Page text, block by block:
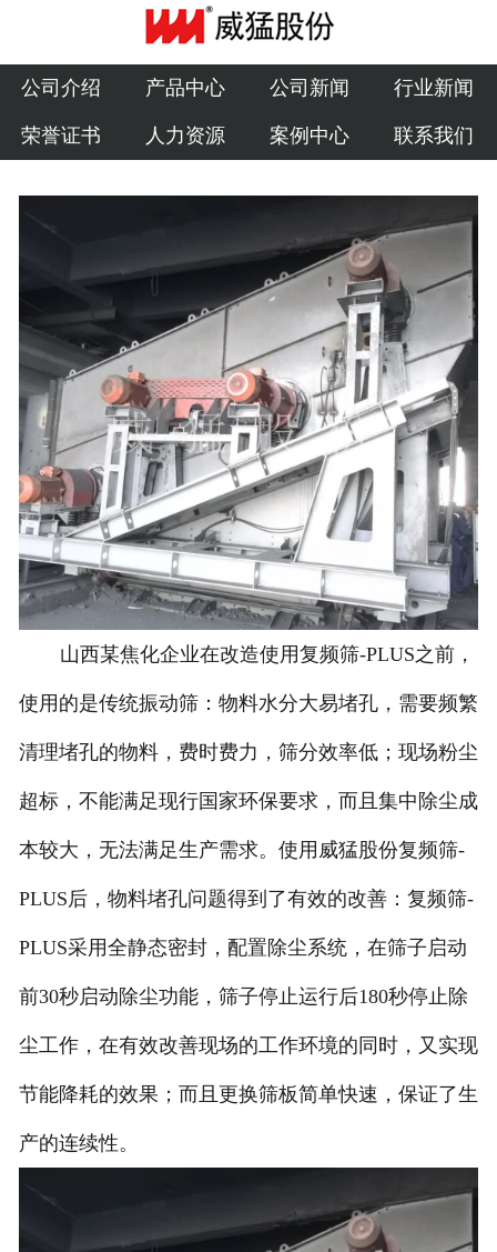
公司介绍
产品中心
公司新闻
行业新闻
荣誉证书
人力资源
案例中心
联系我们
公司介绍 产品中心 公司新闻 行业新闻
荣誉证书 人力资源 案例中心 联系我们
山西某焦化企业在改造使用复频筛-PLUS之前，
使用的是传统振动筛：物料水分大易堵孔，需要频繁
清理堵孔的物料，费时费力，筛分效率低；现场粉尘
超标，不能满足现行国家环保要求，而且集中除尘成
本较大，无法满足生产需求。使用威猛股份复频筛-
PLUS后，物料堵孔问题得到了有效的改善：复频筛-
PLUS采用全静态密封，配置除尘系统，在筛子启动
前30秒启动除尘功能，筛子停止运行后180秒停止除
尘工作，在有效改善现场的工作环境的同时，又实现
节能降耗的效果；而且更换筛板简单快速，保证了生
产的连续性。